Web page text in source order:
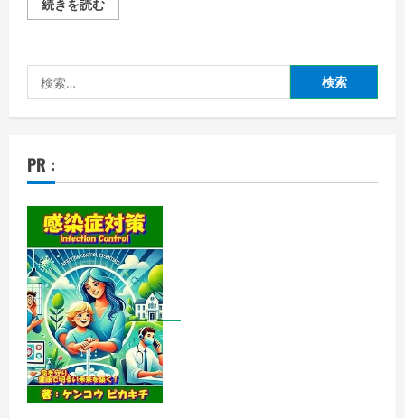
続きを読む歌
が
進
え
る
力
ど
ん
な
す
ご
い
こ
と
が
で
き
る
の？
の
詳
細
を
索:
PR :